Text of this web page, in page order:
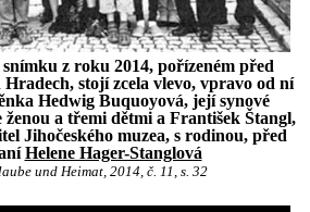
z roku 2014, pořízeném před
Hradech, stojí zcela vlevo, vpravo od ní
Hedwig Buquoyová, její synové
ženou a třemi dětmi a František Štangl,
Jihočeského muzea, s rodinou, před
Helene Hager-Stanglová
und Heimat, 2014, č. 11, s. 32